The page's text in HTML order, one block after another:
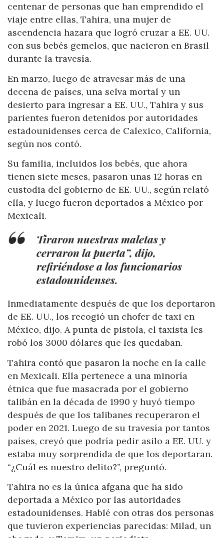
centenar de personas que han emprendido el
viaje entre ellas, Tahira, una mujer de
ascendencia hazara que logró cruzar a EE. UU.
con sus bebés gemelos, que nacieron en Brasil
durante la travesía.
En marzo, luego de atravesar más de una
decena de países, una selva mortal y un
desierto para ingresar a EE. UU., Tahira y sus
parientes fueron detenidos por autoridades
estadounidenses cerca de Calexico, California,
según nos contó.
Su familia, incluidos los bebés, que ahora
tienen siete meses, pasaron unas 12 horas en
custodia del gobierno de EE. UU., según relató
ella, y luego fueron deportados a México por
Mexicali.
Tiraron nuestras maletas y
cerraron la puerta”, dijo,
refiriéndose a los funcionarios
estadounidenses.
Inmediatamente después de que los deportaron
de EE. UU., los recogió un chofer de taxi en
México, dijo. A punta de pistola, el taxista les
robó los 3000 dólares que les quedaban.
Tahira contó que pasaron la noche en la calle
en Mexicali. Ella pertenece a una minoría
étnica que fue masacrada por el gobierno
talibán en la década de 1990 y huyó tiempo
después de que los talibanes recuperaron el
poder en 2021. Luego de su travesía por tantos
países, creyó que podría pedir asilo a EE. UU. y
estaba muy sorprendida de que los deportaran.
“¿Cuál es nuestro delito?”, preguntó.
Tahira no es la única afgana que ha sido
deportada a México por las autoridades
estadounidenses. Hablé con otras dos personas
que tuvieron experiencias parecidas: Milad, un